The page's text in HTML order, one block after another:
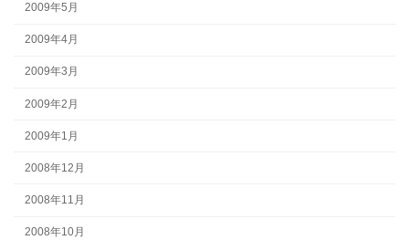
2009年5月
2009年4月
2009年3月
2009年2月
2009年1月
2008年12月
2008年11月
2008年10月